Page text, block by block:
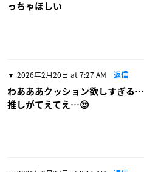
っちゃほしい
2026年2月20日 at 7:27 AM 返信
わあああクッション欲しすぎる…
推しがてえてえ…😍